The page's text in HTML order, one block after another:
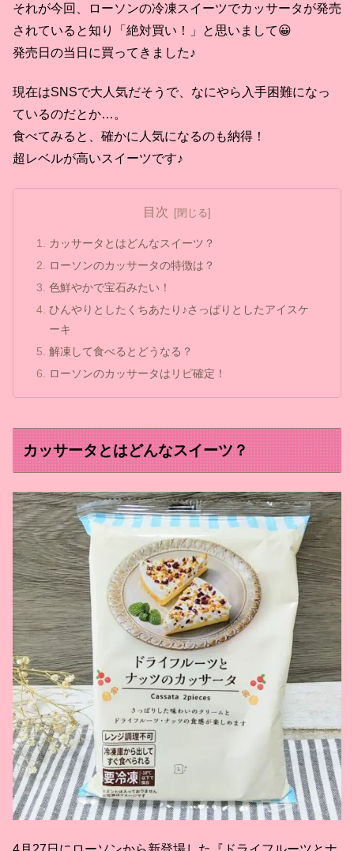
それが今回、ローソンの冷凍スイーツでカッサータが発売
されていると知り「絶対買い！」と思いまして😀
発売日の当日に買ってきました♪
現在はSNSで大人気だそうで、なにやら入手困難になっ
ているのだとか…。
食べてみると、確かに人気になるのも納得！
超レベルが高いスイーツです♪
目次
カッサータとはどんなスイーツ？
ローソンのカッサータの特徴は？
色鮮やかで宝石みたい！
ひんやりとしたくちあたり♪さっぱりとしたアイスケ
ーキ
解凍して食べるとどうなる？
ローソンのカッサータはリピ確定！
カッサータとはどんなスイーツ？